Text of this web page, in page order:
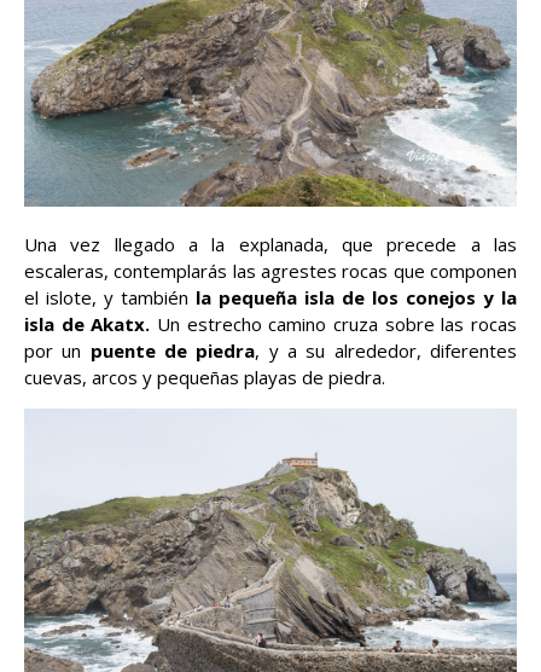
Una vez llegado a la explanada, que precede a las
escaleras, contemplarás las agrestes rocas que componen
el islote, y también la pequeña isla de los conejos y la
isla de Akatx. Un estrecho camino cruza sobre las rocas
por un puente de piedra, y a su alrededor, diferentes
cuevas, arcos y pequeñas playas de piedra.